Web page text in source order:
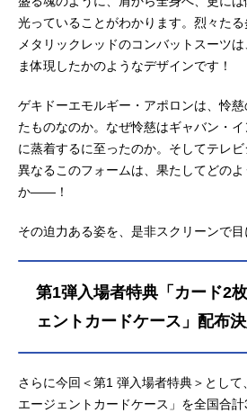
光っていることがわかります。烈々た
メタリックレッドのコンバットスーツ
ま体現したかのようなデザインです！
ゲキドーエモルギー・アポロンは、怜
たものなのか。なぜ怜慈はギャバン・
に蒸着するに至ったのか。そしてテレ
異なるこのフォームは、果たしてどの
か――！
その迫力ある姿を、是非スクリーンで目
第1弾入場者特典「カード2
ェントカードケース」配布決
さらに今回＜第1 弾入場者特典＞として
エージェントカードケース」を全国合